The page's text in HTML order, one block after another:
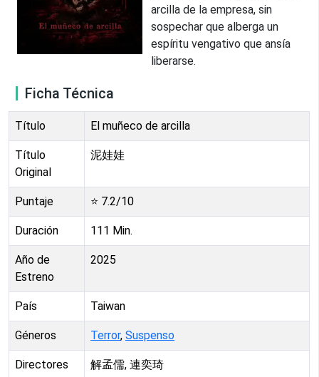
arcilla de la empresa, sin
sospechar que alberga un
espíritu vengativo que ansía
liberarse.
Ficha Técnica
Título El muñeco de arcilla
Título
Original
泥娃娃
Puntaje ⭐ 7.2/10
Duración 111 Min.
Año de
Estreno
2025
País Taiwan
Géneros Terror, Suspenso
Directores 解孟儒, 連奕琦